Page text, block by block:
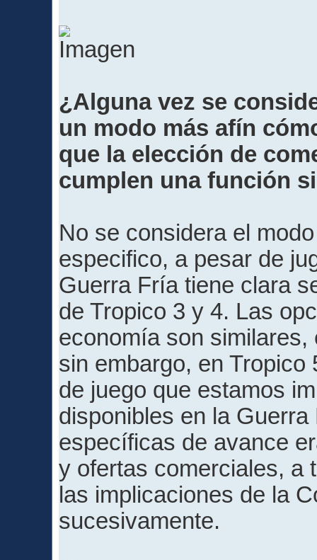
¿Alguna vez se
un modo más afín
que la elección de
cumplen una función
No se considera el
especifico, a pesar de
Guerra Fría tiene clara
de Tropico 3 y 4. Las
economía son
sin embargo, en
de juego que estamos
disponibles en la
específicas de avance
y ofertas comerciales, a
las implicaciones de la
sucesivamente.